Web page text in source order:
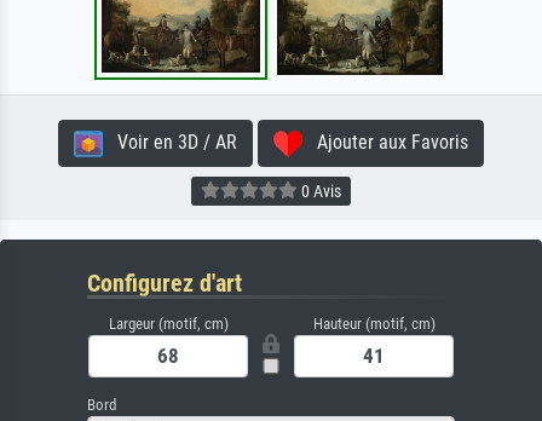
Voir en 3D / AR Ajouter aux Favoris
0 Avis
Configurez d'art
Largeur (motif, cm) Hauteur (motif, cm)
Bord